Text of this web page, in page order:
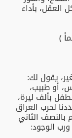
العقل، بأداء
﴾
يقول لك:
أو طبيب،
بألف ليرة،
لحرب العراق
بالنصف الثاني
ورب الوجود: